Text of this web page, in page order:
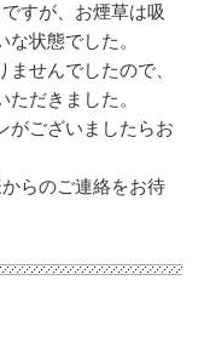
すが、お煙草は吸
状態でした。
せんでしたので、
だきました。
がございましたらお
らのご連絡をお待